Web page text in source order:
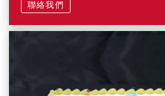
聯絡我們